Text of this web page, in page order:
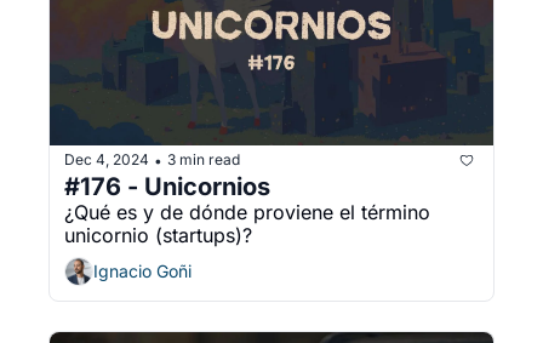
Dec 4, 2024 • 3 min read
¿Qué es y de dónde proviene el término
unicornio (startups)?
Ignacio Goñi